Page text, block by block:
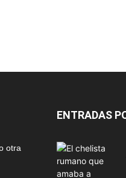
otra
ENTRADAS